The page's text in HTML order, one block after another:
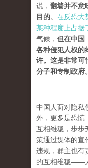
说， 翻墙并不意
目的。 在反恐大
某种程度上占据
气候， 但在中国
各种侵犯人权的
许。这是非常可
分子和专制政府。
中国人面对隐私
外，更多是恐慌，
互相维稳，步步
策通过媒体的宣
违规，群主也有
的互相维稳——